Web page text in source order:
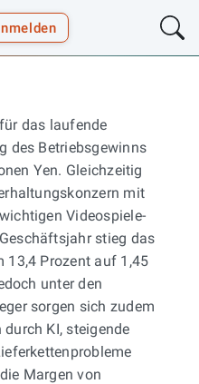
das laufende
des Betriebsgewinns
Yen. Gleichzeitig
mit
Videospiele-
stieg das
13,4 Prozent auf 1,45
unter den
sorgen sich zudem
KI, steigende
Margen von